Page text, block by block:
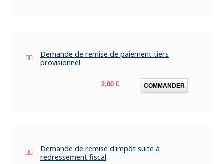
Demande de remise de paiement tiers
provisionnel
Prix
2,00 € COMMANDER
Demande de remise d'impôt suite à
redressement fiscal